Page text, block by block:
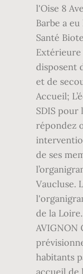
l'Oise 8
Barbe a
Santé
Extérieure
disposent
et de
Accueil;
SDIS pour
répondez
de ses
Vaucluse.
de la
AVIGNON
habitants